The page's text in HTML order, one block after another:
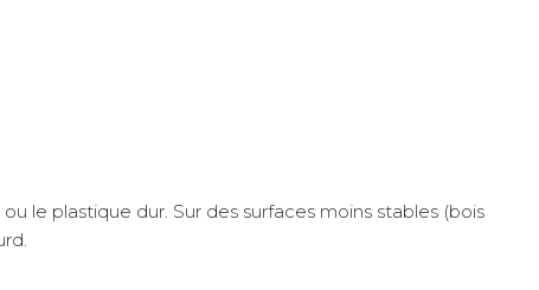
le plastique dur. Sur des surfaces moins stables (bois